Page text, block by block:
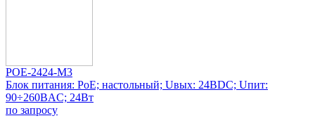
POE-2424-M3
Блок питания: PoE; настольный; Uвых: 24ВDC; Uпит:
90÷260ВAC; 24Вт
по запросу